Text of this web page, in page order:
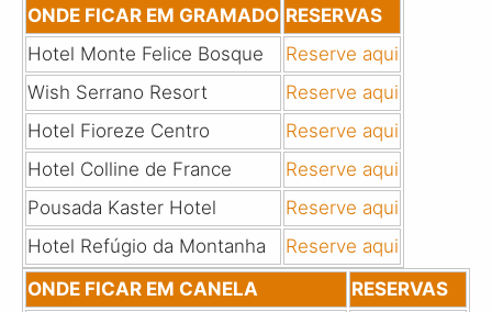
ONDE FICAR EM GRAMADO RESERVAS
Hotel Monte Felice Bosque
Reserve aqui
Wish Serrano Resort
Reserve aqui
Hotel Fioreze Centro
Reserve aqui
Hotel Colline de France
Reserve aqui
Pousada Kaster Hotel
Reserve aqui
Hotel Refúgio da Montanha
Reserve aqui
ONDE FICAR EM CANELA
RESERVAS